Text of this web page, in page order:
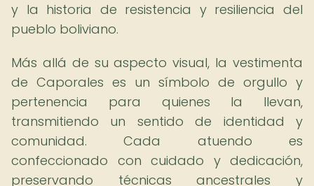
y la historia de resistencia y resiliencia del
pueblo boliviano.
Más allá de su aspecto visual, la vestimenta
de Caporales es un símbolo de orgullo y
pertenencia para quienes la llevan,
transmitiendo un sentido de identidad y
comunidad. Cada atuendo es
confeccionado con cuidado y dedicación,
preservando técnicas ancestrales y